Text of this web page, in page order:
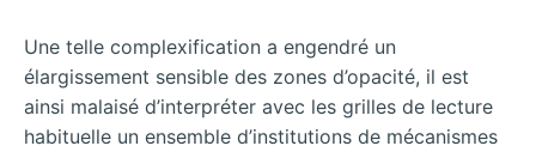
Une telle complexification a engendré un
élargissement sensible des zones d’opacité, il est
ainsi malaisé d’interpréter avec les grilles de lecture
habituelle un ensemble d’institutions de mécanismes